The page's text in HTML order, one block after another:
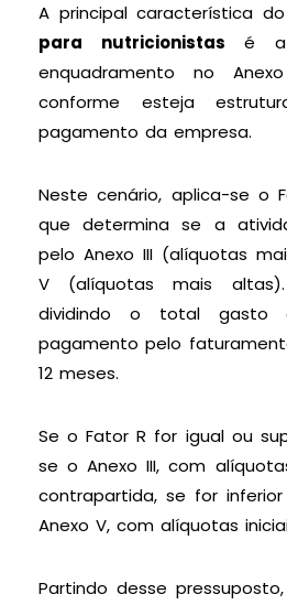
A principal característica do
para nutricionistas é a
enquadramento no
conforme esteja
pagamento da empresa.
Neste cenário, aplica-se o
que determina se a
pelo Anexo III (alíquotas
V (alíquotas mais
dividindo o total
pagamento pelo
12 meses.
Se o Fator R for igual ou
se o Anexo III, com
contrapartida, se for
Anexo V, com alíquotas
Partindo desse